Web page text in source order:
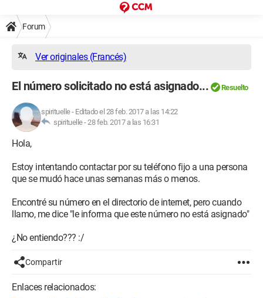
Forum
Ver originales (Francés)
El número solicitado no está asignado... Resuelto
spirituelle- Editado el 28 feb. 2017 a las 14:22
spirituelle -28 feb. 2017 a las 16:31
Hola,
Estoy intentando contactar por su teléfono fijo a una persona
que se mudó hace unas semanas más o menos.
Encontré su número en el directorio de internet, pero cuando
llamo, me dice "le informa que este número no está asignado"
¿No entiendo??? :/
Compartir
Enlaces relacionados: